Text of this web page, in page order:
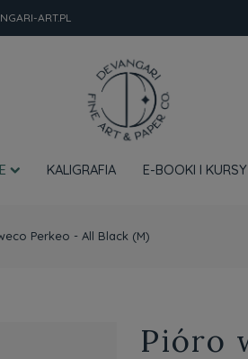
ART.PL
KALIGRAFIA E-BOOKI I KURSY
Perkeo - All Black (M)
Pióro